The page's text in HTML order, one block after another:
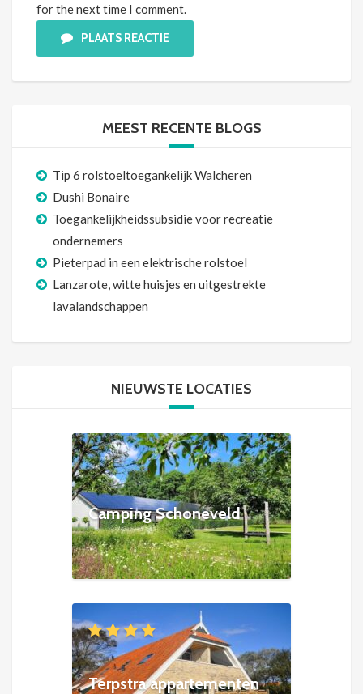
for the next time I comment.
PLAATS REACTIE
MEEST RECENTE BLOGS
Tip 6 rolstoeltoegankelijk Walcheren
Dushi Bonaire
Toegankelijkheidssubsidie voor recreatie
ondernemers
Pieterpad in een elektrische rolstoel
Lanzarote, witte huisjes en uitgestrekte
lavalandschappen
NIEUWSTE LOCATIES
Camping Schoneveld
Terpstra appartementen